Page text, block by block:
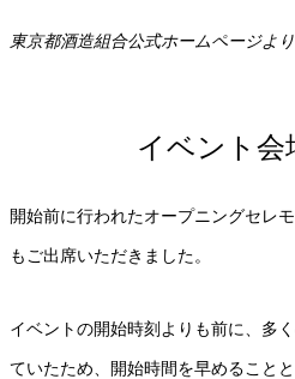
東京都酒造組合公式ホームページより
イベント会
開始前に行われたオープニングセレ
もご出席いただきました。
イベントの開始時刻よりも前に、多
ていたため、開始時間を早めること